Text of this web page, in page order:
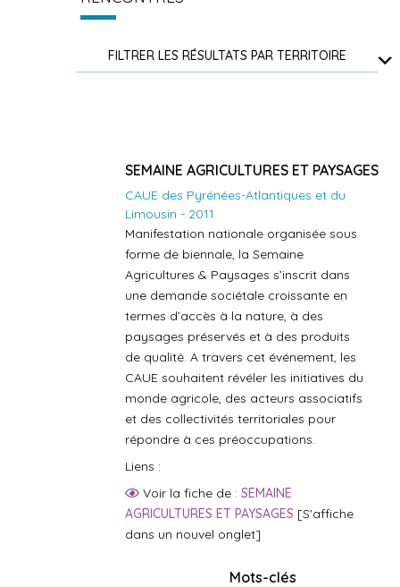
FILTRER LES RÉSULTATS PAR TERRITOIRE
SEMAINE AGRICULTURES ET PAYSAGES
CAUE des Pyrénées-Atlantiques et du
Limousin - 2011
Manifestation nationale organisée sous
forme de biennale, la Semaine
Agricultures & Paysages s’inscrit dans
une demande sociétale croissante en
termes d’accès à la nature, à des
paysages préservés et à des produits
de qualité. A travers cet événement, les
CAUE souhaitent révéler les initiatives du
monde agricole, des acteurs associatifs
et des collectivités territoriales pour
répondre à ces préoccupations.
Liens :
Voir la fiche de : SEMAINE
AGRICULTURES ET PAYSAGES [S'affiche
dans un nouvel onglet]
Mots-clés